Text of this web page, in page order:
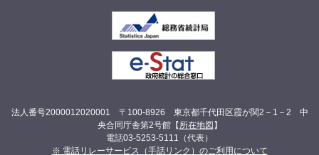
法人番号2000012020001 〒100-8926 東京都千代田区霞が関2－1－2 中
央合同庁舎第2号館【 所在地図 】
電話03-5253-5111（代表）
※ 電話リレーサービス（手話リンク）のご利用について